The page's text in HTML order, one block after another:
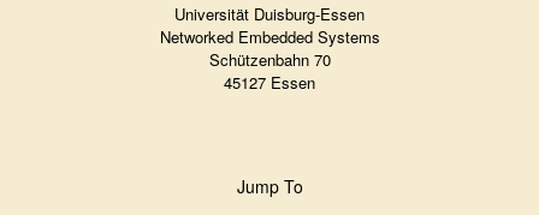
Universität Duisburg-Essen
Networked Embedded Systems
Schützenbahn 70
45127 Essen
Jump To